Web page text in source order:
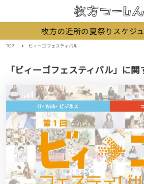
枚方の近所の夏祭りスケジ
TOP ビィーゴフェスティバル
「ビィーゴフェスティバル」に